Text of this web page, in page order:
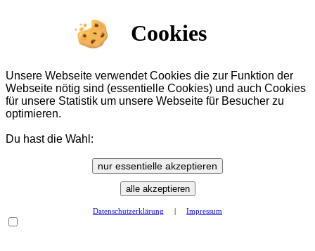
Cookies
Unsere Webseite verwendet Cookies die zur Funktion der
Webseite nötig sind (essentielle Cookies) und auch Cookies
für unsere Statistik um unsere Webseite für Besucher zu
optimieren.
Du hast die Wahl:
nur essentielle akzeptieren
alle akzeptieren
Datenschutzerklärung Impressum